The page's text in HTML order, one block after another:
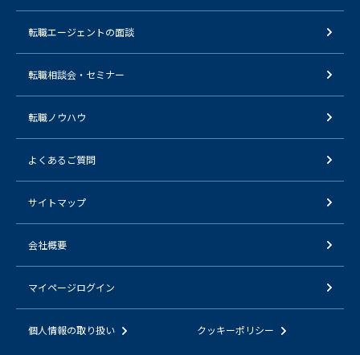
転職エージェントの面談
転職相談会・セミナー
転職ノウハウ
よくあるご質問
サイトマップ
会社概要
マイページログイン
個人情報の取り扱い クッキーポリシー